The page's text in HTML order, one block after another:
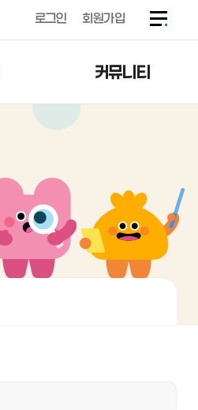
커뮤니티
로그인 회원가입